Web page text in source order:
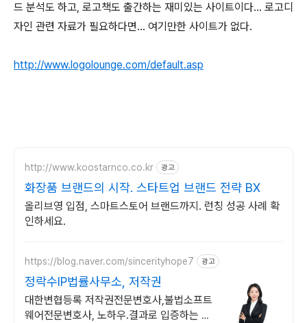
드 분석도 하고, 로고책도 출간하는 재미있는 사이트이다... 로고디
자인 관련 자료가 필요하다면... 여기만한 사이트가 없다.
http://www.logolounge.com/default.asp
http://www.koostarnco.co.kr 광고
화장품 브랜드의 시작. 스타트업 브랜드 전략 BX
올리브영 입점, 스마트스토어 브랜드까지. 런칭 성공 사례 확
인하세요.
https://blog.naver.com/sincerityhope7 광고
정락수IP법률사무소, 저작권
대한변협등록 저작권전문변호사,불법소프트
웨어전문변호사, 노하우.결과로 입증하는 실